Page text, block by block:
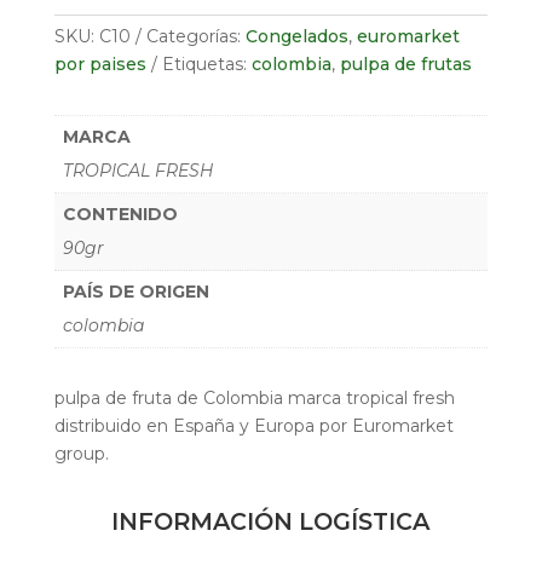
SKU: C10 Categorías: Congelados, euromarket
por paises
Etiquetas: colombia, pulpa de frutas
MARCA
TROPICAL FRESH
CONTENIDO
90gr
PAÍS DE ORIGEN
colombia
pulpa de fruta de Colombia marca tropical fresh
distribuido en España y Europa por Euromarket
group.
INFORMACIÓN LOGÍSTICA